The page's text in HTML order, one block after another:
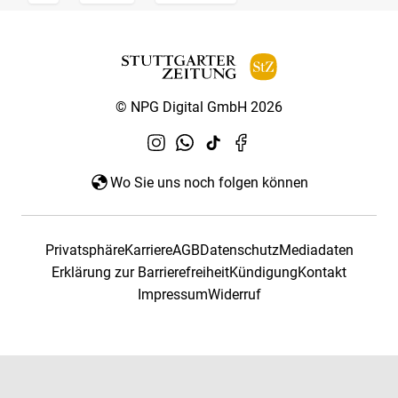
© NPG Digital GmbH 2026
Wo Sie uns noch folgen können
PrivatsphäreKarriereAGBDatenschutzMediadaten
Erklärung zur BarrierefreiheitKündigungKontakt
ImpressumWiderruf